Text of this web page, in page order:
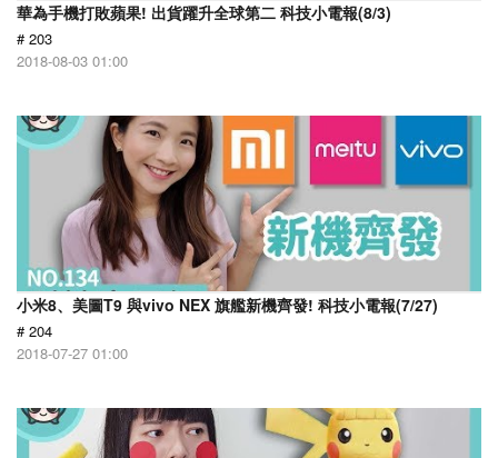
華為手機打敗蘋果! 出貨躍升全球第二 科技小電報(8/3)
# 203
2018-08-03 01:00
小米8、美圖T9 與vivo NEX 旗艦新機齊發! 科技小電報(7/27)
# 204
2018-07-27 01:00